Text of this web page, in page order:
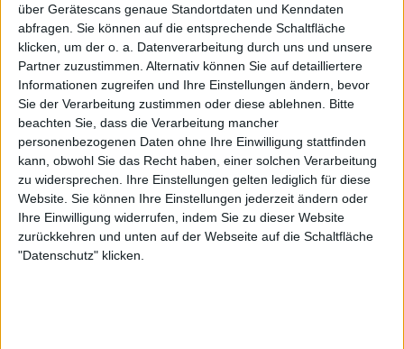
über Gerätescans genaue Standortdaten und Kenndaten
abfragen. Sie können auf die entsprechende Schaltfläche
klicken, um der o. a. Datenverarbeitung durch uns und unsere
Partner zuzustimmen. Alternativ können Sie auf detailliertere
Informationen zugreifen und Ihre Einstellungen ändern, bevor
Sie der Verarbeitung zustimmen oder diese ablehnen.
Bitte
beachten Sie, dass die Verarbeitung mancher
personenbezogenen Daten ohne Ihre Einwilligung stattfinden
kann, obwohl Sie das Recht haben, einer solchen Verarbeitung
zu widersprechen. Ihre Einstellungen gelten lediglich für diese
Website. Sie können Ihre Einstellungen jederzeit ändern oder
Ihre Einwilligung widerrufen, indem Sie zu dieser Website
zurückkehren und unten auf der Webseite auf die Schaltfläche
"Datenschutz" klicken.